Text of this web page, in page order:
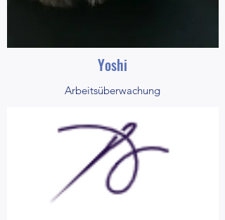
Yoshi
Arbeitsüberwachung